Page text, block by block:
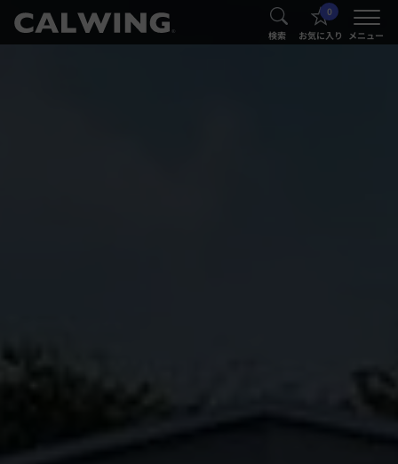
® 検索
0
お気に入り メニュー
®